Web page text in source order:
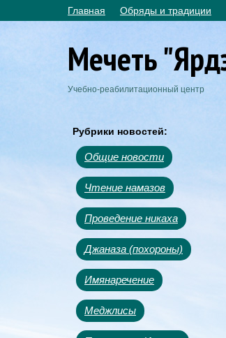
Главная Обряды и традиции
Мечеть
Учебно-реабилитационный центр
Рубрики новостей:
Общие новости
Чтение намазов
Проведение никаха
Джаназа (похороны)
Имянаречение
Меджлисы